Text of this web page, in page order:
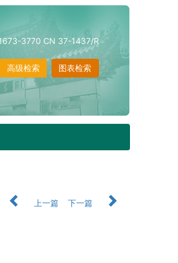
3770 CN 37-1437/R
图表检索
高级检索
上一篇 下一篇